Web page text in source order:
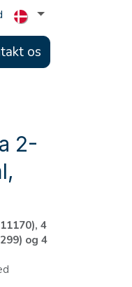
os
2-
4
og 4